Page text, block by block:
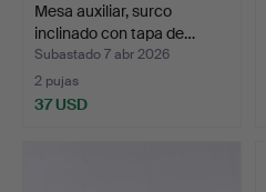
Mesa auxiliar, surco
inclinado con tapa de…
Subastado 7 abr 2026
2 pujas
37 USD